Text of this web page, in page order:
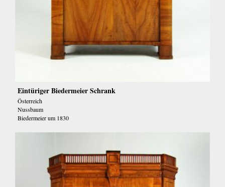
Eintüriger Biedermeier Schrank
Österreich
Nussbaum
Biedermeier um 1830